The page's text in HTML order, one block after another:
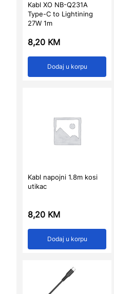
Kabl XO NB-Q231A
Type-C to Lightining
27W 1m
8,20 KM
Dodaj u korpu
Kabl napojni 1.8m kosi
utikac
8,20 KM
Dodaj u korpu